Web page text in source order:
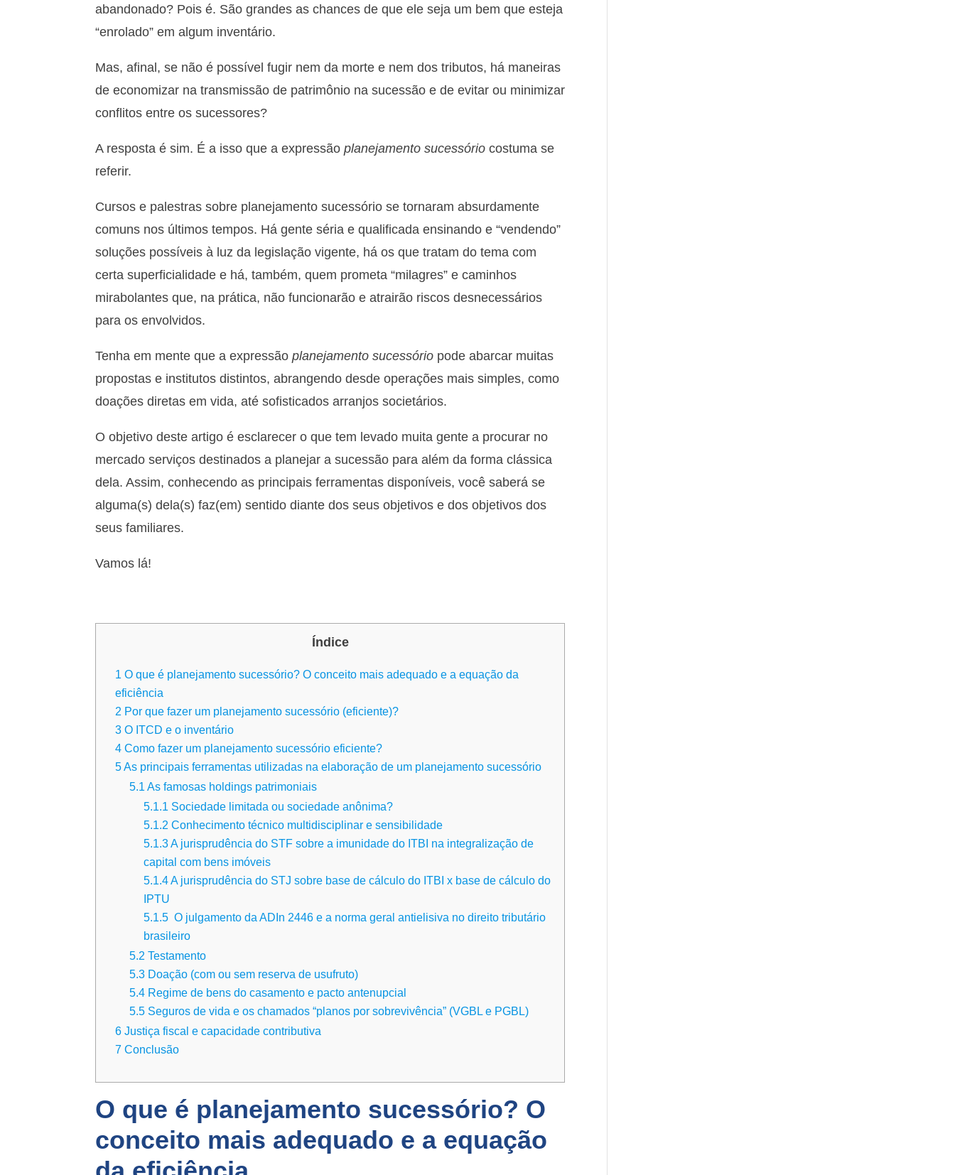
abandonado? Pois é. São grandes as chances de que ele seja um bem que esteja
“enrolado” em algum inventário.
Mas, afinal, se não é possível fugir nem da morte e nem dos tributos, há maneiras
de economizar na transmissão de patrimônio na sucessão e de evitar ou minimizar
conflitos entre os sucessores?
A resposta é sim. É a isso que a expressãoplanejamento sucessóriocostuma se
referir.
Cursos e palestras sobre planejamento sucessório se tornaram absurdamente
comuns nos últimos tempos. Há gente séria e qualificada ensinando e “vendendo”
soluções possíveis à luz da legislação vigente, há os que tratam do tema com
certa superficialidade e há, também, quem prometa “milagres” e caminhos
mirabolantes que, na prática, não funcionarão e atrairão riscos desnecessários
para os envolvidos.
Tenha em mente que a expressãoplanejamento sucessório pode abarcar muitas
propostas e institutos distintos, abrangendo desde operações mais simples, como
doações diretas em vida, até sofisticados arranjos societários.
O objetivo deste artigo é esclarecer o que tem levado muita gente a procurar no
mercado serviços destinados a planejar a sucessão para além da forma clássica
dela. Assim, conhecendo as principais ferramentas disponíveis, você saberá se
alguma(s) dela(s) faz(em) sentido diante dos seus objetivos e dos objetivos dos
seus familiares.
Vamos lá!
Índice
1 O que é planejamento sucessório? O conceito mais adequado e a equação da
eficiência
2 Por que fazer um planejamento sucessório (eficiente)?
3O ITCD e o inventário
4Como fazer um planejamento sucessório eficiente?
5As principais ferramentas utilizadas na elaboração de um planejamento sucessório
5.1 As famosas holdings patrimoniais
5.1.1 Sociedade limitada ou sociedade anônima?
5.1.2 Conhecimento técnico multidisciplinar e sensibilidade
5.1.3A jurisprudência do STF sobre a imunidade do ITBI na integralização de
capital com bens imóveis
5.1.4A jurisprudência do STJ sobre base de cálculo do ITBI x base de cálculo do
IPTU
5.1.5O julgamento da ADIn 2446 e a norma geral antielisiva no direito tributário
brasileiro
5.2 Testamento
5.3Doação (com ou sem reserva de usufruto)
5.4Regime de bens do casamento e pacto antenupcial
5.5Seguros de vida e os chamados “planos por sobrevivência” (VGBL e PGBL)
6Justiça fiscal e capacidade contributiva
7Conclusão
O que é planejamento sucessório? O
conceito mais adequado e a equação